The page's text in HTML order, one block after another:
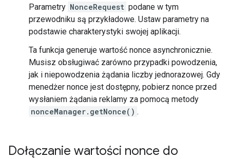
Parametry NonceRequest podane w tym
przewodniku są przykładowe. Ustaw parametry na
podstawie charakterystyki swojej aplikacji.
Ta funkcja generuje wartość nonce asynchronicznie.
Musisz obsługiwać zarówno przypadki powodzenia,
jak i niepowodzenia żądania liczby jednorazowej. Gdy
menedżer nonce jest dostępny, pobierz nonce przed
wysłaniem żądania reklamy za pomocą metody
nonceManager.getNonce() .
Dołączanie wartości nonce do